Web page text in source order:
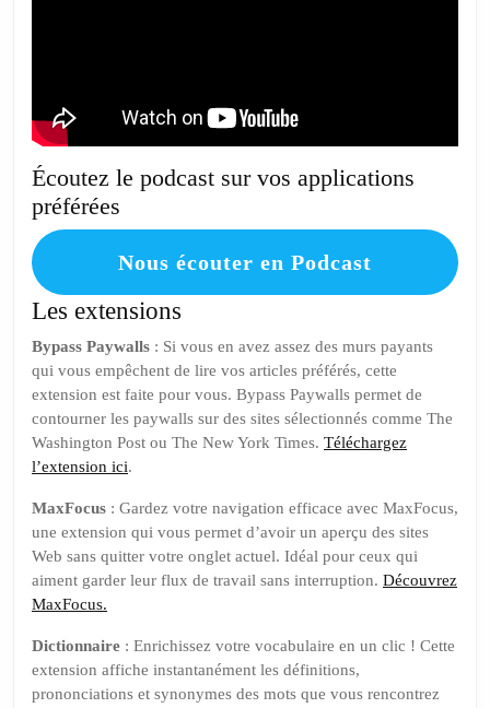
Écoutez le podcast sur vos applications
préférées
Nous écouter en Podcast
Les extensions
Bypass Paywalls : Si vous en avez assez des murs payants
qui vous empêchent de lire vos articles préférés, cette
extension est faite pour vous. Bypass Paywalls permet de
contourner les paywalls sur des sites sélectionnés comme The
Washington Post ou The New York Times. Téléchargez
l’extension ici.
MaxFocus : Gardez votre navigation efficace avec MaxFocus,
une extension qui vous permet d’avoir un aperçu des sites
Web sans quitter votre onglet actuel. Idéal pour ceux qui
aiment garder leur flux de travail sans interruption. Découvrez
MaxFocus.
Dictionnaire : Enrichissez votre vocabulaire en un clic ! Cette
extension affiche instantanément les définitions,
prononciations et synonymes des mots que vous rencontrez